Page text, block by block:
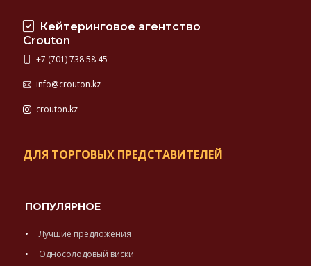
Кейтеринговое агентство
Crouton
+7 (701) 738 58 45
info@crouton.kz
crouton.kz
ДЛЯ ТОРГОВЫХ ПРЕДСТАВИТЕЛЕЙ
ПОПУЛЯРНОЕ
Лучшие предложения
Односолодовый виски